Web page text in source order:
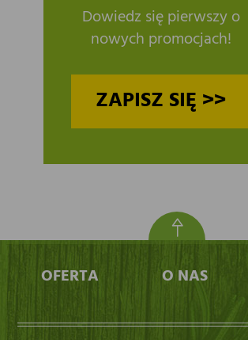
Dowiedz się pierwszy o
nowych promocjach!
ZAPISZ SIĘ >>
OFERTA O NAS